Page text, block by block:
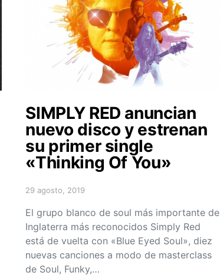
SIMPLY RED anuncian
nuevo disco y estrenan
su primer single
«Thinking Of You»
Posted on
29 agosto, 2019
El grupo blanco de soul más importante de
Inglaterra más reconocidos Simply Red
está de vuelta con «Blue Eyed Soul», diez
nuevas canciones a modo de masterclass
de Soul, Funky,…